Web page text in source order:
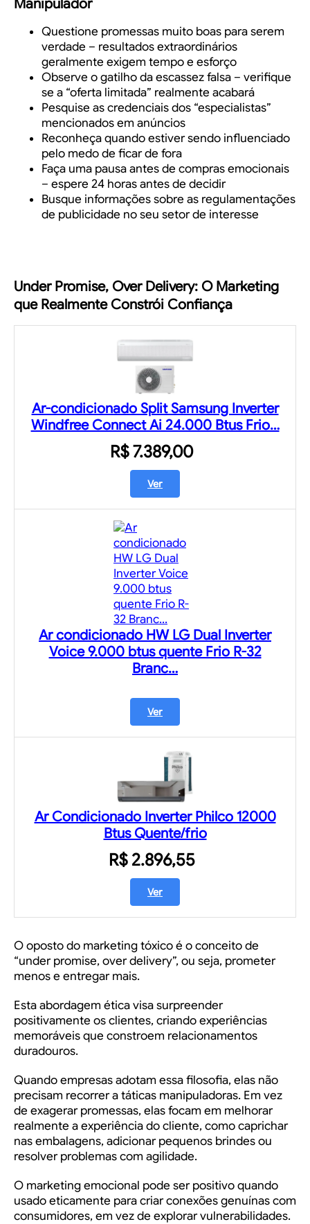
Manipulador
Questione promessas muito boas para serem
verdade – resultados extraordinários
geralmente exigem tempo e esforço
Observe o gatilho da escassez falsa – verifique
se a “oferta limitada” realmente acabará
Pesquise as credenciais dos “especialistas”
mencionados em anúncios
Reconheça quando estiver sendo influenciado
pelo medo de ficar de fora
Faça uma pausa antes de compras emocionais
– espere 24 horas antes de decidir
Busque informações sobre as regulamentações
de publicidade no seu setor de interesse
Under Promise, Over Delivery: O Marketing
que Realmente Constrói Confiança
Ar-condicionado Split Samsung Inverter
Windfree Connect Ai 24.000 Btus Frio…
R$ 7.389,00
Ver
Ar condicionado HW LG Dual Inverter
Voice 9.000 btus quente Frio R-32
Branc…
Ver
Ar Condicionado Inverter Philco 12000
Btus Quente/frio
R$ 2.896,55
Ver
O oposto do marketing tóxico é o conceito de
“under promise, over delivery”, ou seja, prometer
menos e entregar mais.
Esta abordagem ética visa surpreender
positivamente os clientes, criando experiências
memoráveis que constroem relacionamentos
duradouros.
Quando empresas adotam essa filosofia, elas não
precisam recorrer a táticas manipuladoras. Em vez
de exagerar promessas, elas focam em melhorar
realmente a experiência do cliente, como caprichar
nas embalagens, adicionar pequenos brindes ou
resolver problemas com agilidade.
O marketing emocional pode ser positivo quando
usado eticamente para criar conexões genuínas com
consumidores, em vez de explorar vulnerabilidades.